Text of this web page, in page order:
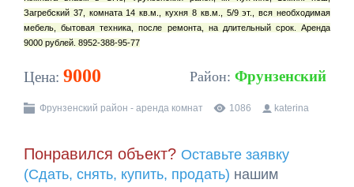
Загребский 37, комната 14 кв.м., кухня 8 кв.м., 5/9 эт., вся необходимая
мебель, бытовая техника, после ремонта, на длительный срок. Аренда
9000 рублей. 8952-388-95-77
Цена: 9000 Район: Фрунзенский
Фрунзенский район - аренда комнат 1086 katerina
Понравился объект? Оставьте заявку
(Сдать, снять, купить, продать) нашим